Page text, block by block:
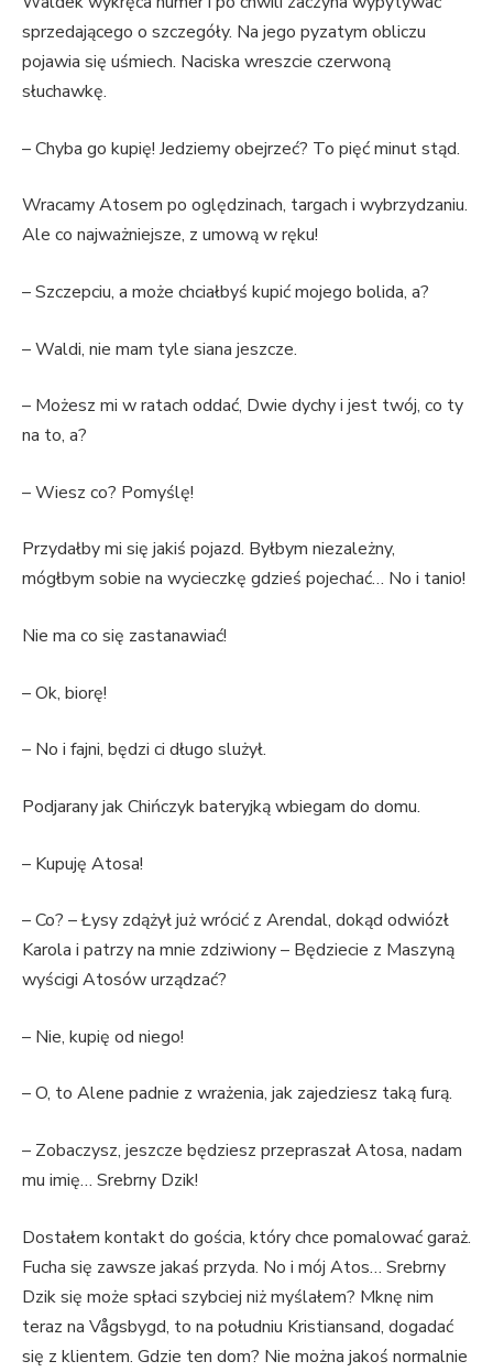
sprzedającego o szczegóły. Na jego pyzatym obliczu
pojawia się uśmiech. Naciska wreszcie czerwoną
słuchawkę.
– Chyba go kupię! Jedziemy obejrzeć? To pięć minut stąd.
Wracamy Atosem po oględzinach, targach i wybrzydzaniu.
Ale co najważniejsze, z umową w ręku!
– Szczepciu, a może chciałbyś kupić mojego bolida, a?
– Waldi, nie mam tyle siana jeszcze.
– Możesz mi w ratach oddać, Dwie dychy i jest twój, co ty
na to, a?
– Wiesz co? Pomyślę!
Przydałby mi się jakiś pojazd. Byłbym niezależny,
mógłbym sobie na wycieczkę gdzieś pojechać… No i tanio!
Nie ma co się zastanawiać!
– Ok, biorę!
– No i fajni, będzi ci długo slużył.
Podjarany jak Chińczyk bateryjką wbiegam do domu.
– Kupuję Atosa!
– Co? – Łysy zdążył już wrócić z Arendal, dokąd odwiózł
Karola i patrzy na mnie zdziwiony – Będziecie z Maszyną
wyścigi Atosów urządzać?
– Nie, kupię od niego!
– O, to Alene padnie z wrażenia, jak zajedziesz taką furą.
– Zobaczysz, jeszcze będziesz przepraszał Atosa, nadam
mu imię… Srebrny Dzik!
Dostałem kontakt do gościa, który chce pomalować garaż.
Fucha się zawsze jakaś przyda. No i mój Atos… Srebrny
Dzik się może spłaci szybciej niż myślałem? Mknę nim
teraz na Vågsbygd, to na południu Kristiansand, dogadać
się z klientem. Gdzie ten dom? Nie można jakoś normalnie